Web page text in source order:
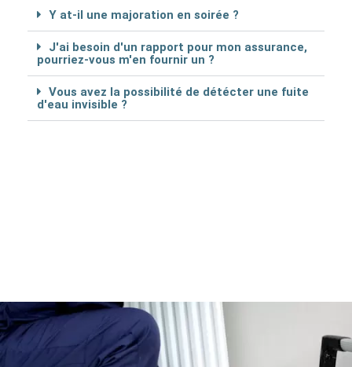
Y at-il une majoration en soirée ?
J'ai besoin d'un rapport pour mon assurance,
pourriez-vous m'en fournir un ?
Vous avez la possibilité de détécter une fuite
d'eau invisible ?